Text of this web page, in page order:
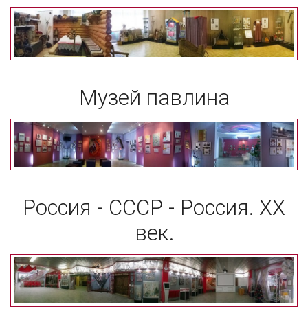
Музей павлина
Россия - СССР - Россия. ХХ
век.